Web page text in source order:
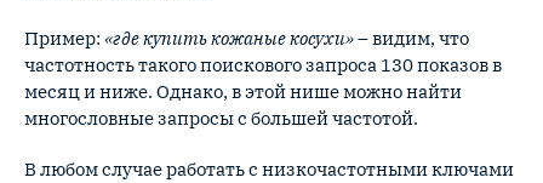
Пример: «где купить кожаные косухи»– видим, что
частотность такого поискового запроса 130 показов в
месяц и ниже. Однако, в этой нише можно найти
многословные запросы с большей частотой.
В любом случае работать с низкочастотными ключами